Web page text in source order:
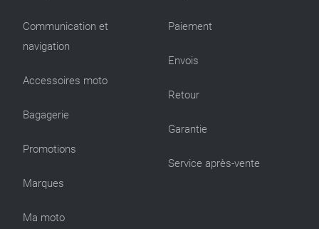
Communication et
navigation
Accessoires moto
Bagagerie
Promotions
Marques
Ma moto
Paiement
Envois
Retour
Garantie
Service après-vente